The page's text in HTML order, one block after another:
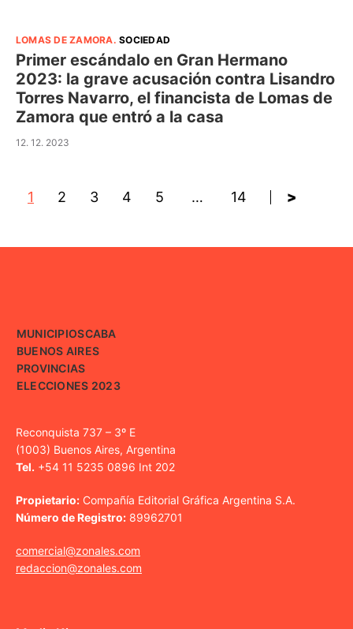
LOMAS DE ZAMORA.SOCIEDAD
Primer escándalo en Gran Hermano
2023: la grave acusación contra Lisandro
Torres Navarro, el financista de Lomas de
Zamora que entró a la casa
12. 12. 2023
1 2 3 4 5 … 14 >
MUNICIPIOSCABA
BUENOS AIRES
PROVINCIAS
ELECCIONES 2023
Reconquista 737 – 3º E
(1003) Buenos Aires, Argentina
Tel. +54 11 5235 0896 Int 202
Propietario: Compañía Editorial Gráfica Argentina S.A.
Número de Registro: 89962701
comercial@zonales.com
redaccion@zonales.com